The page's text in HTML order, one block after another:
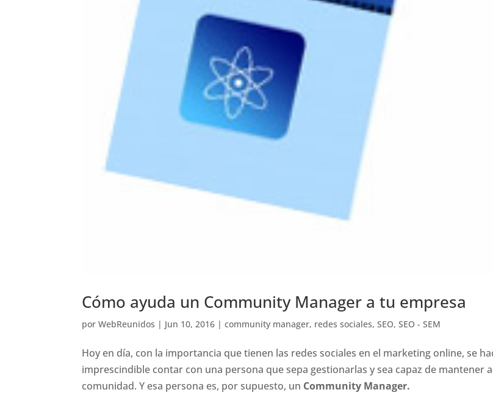
Cómo ayuda un Community Manager a tu empresa
porWebReunidos | Jun 10, 2016 |community manager, redes sociales,SEO,SEO - SEM
Hoy en día, con la importancia que tienen las redes sociales en el marketing online, se
imprescindible contar con una persona que sepa gestionarlas y sea capaz de mantener
comunidad. Y esa persona es, por supuesto, un Community Manager.